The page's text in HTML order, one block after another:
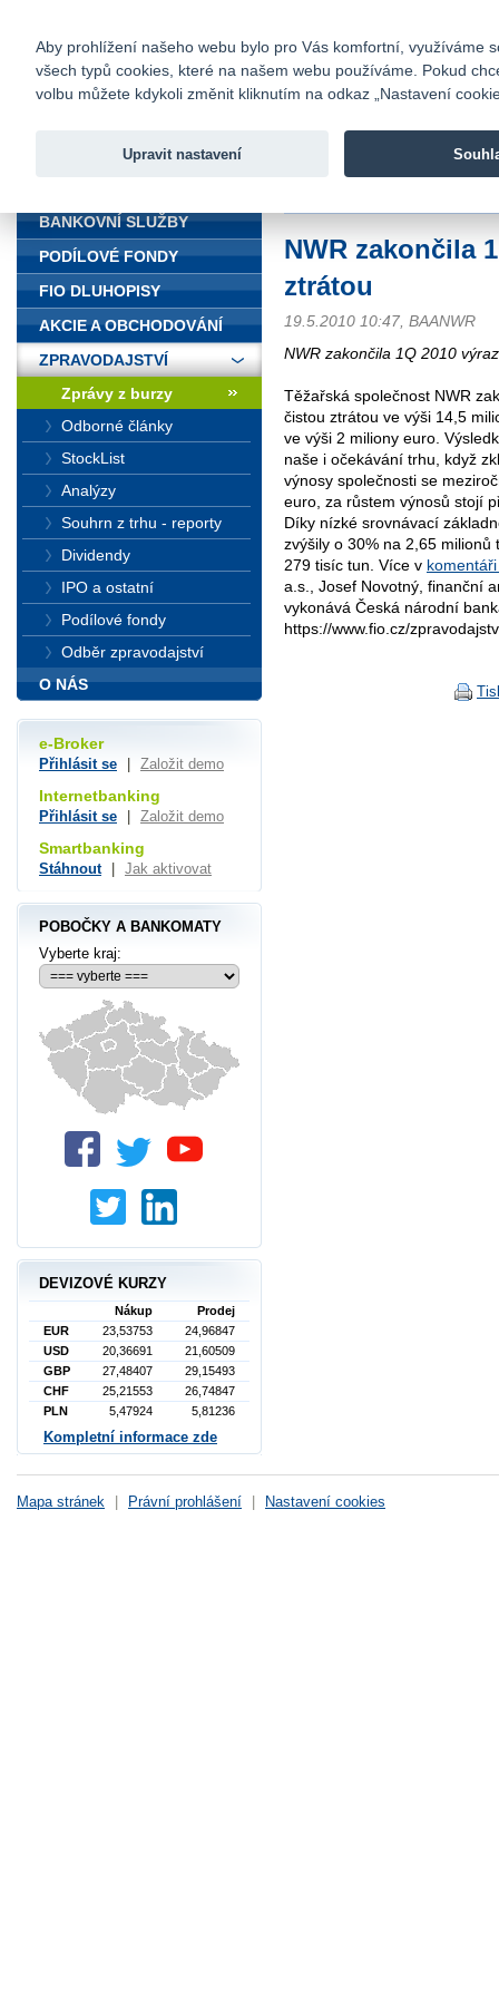
Fio banka
Fio banka
NWR zakončila
ztrátou
19.5.2010 10:47, BAANWR
NWR zakončila 1Q 2010
Těžařská společnost NWR
čistou ztrátou ve výši 14,5
ve výši 2 miliony euro.
naše i očekávání trhu, když
výnosy společnosti se
euro, za růstem výnosů stojí
Díky nízké srovnávací
zvýšily o 30% na 2,65
279 tisíc tun. Více v
a.s., Josef Novotný, finanční
vykonává Česká národní
https://www.fio.cz/
BANKOVNÍ SLUŽBY
PODÍLOVÉ FONDY
FIO DLUHOPISY
AKCIE A OBCHODOVÁNÍ
ZPRAVODAJSTVÍ
Zprávy z burzy
Odborné články
StockList
Analýzy
Souhrn z trhu - reporty
Dividendy
IPO a ostatní
Podílové fondy
Odběr zpravodajství
O NÁS
e-Broker
Přihlásit se Založit demo
Internetbanking
Přihlásit se Založit demo
Smartbanking
Stáhnout Jak aktivovat
POBOČKY A BANKOMATY
Vyberte kraj:
DEVIZOVÉ KURZY
Nákup
Prodej
EUR
23,53753
24,96847
USD
20,36691
21,60509
GBP
27,48407
29,15493
CHF
25,21553
26,74847
PLN
5,47924 5,81236
Kompletní informace zde
Mapa stránek Právní prohlášení Nastavení cookies
Aby prohlížení našeho webu bylo pro Vás komfortní, využíváme
všech typů cookies, které na našem webu používáme. Pokud
volbu můžete kdykoli změnit kliknutím na odkaz „Nastavení
Upravit nastavení